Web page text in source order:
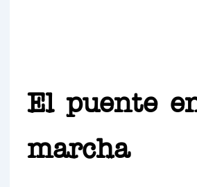
El puente
marcha